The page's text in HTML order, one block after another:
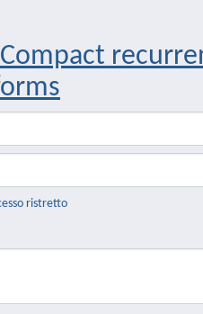
Compact
ristretto